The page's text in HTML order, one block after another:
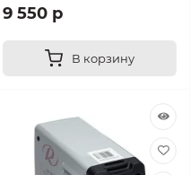
9 550 р
В корзину